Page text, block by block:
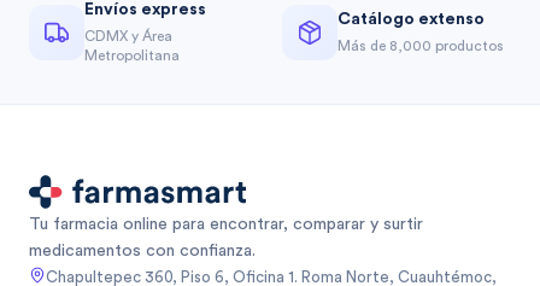
Envíos express
CDMX y Área
Metropolitana
Catálogo extenso
Más de 8,000 productos
Tu farmacia online para encontrar, comparar y surtir
medicamentos con confianza.
Chapultepec 360, Piso 6, Oficina 1. Roma Norte, Cuauhtémoc,